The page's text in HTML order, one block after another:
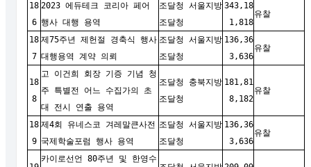
18
6
2023 에듀테크 코리아 페어
행사 대행 용역
조달청 서울지방
조달청
343,18
1,818
유찰
18
7
제75주년 제헌절 경축식 행사
대행용역 계약 의뢰
조달청 서울지방
조달청
136,36
3,636
유찰
18
8
고 이건희 회장 기증 기념 청
주 특별전 어느 수집가의 초
대 전시 연출 용역
조달청 충북지방
조달청
181,81
8,182
유찰
18
9
제4회 유네스코 겨레말큰사전
국제학술포럼 행사 용역
조달청 서울지방
조달청
136,36
3,636
유찰
카이로선언 80주년 및 한영수